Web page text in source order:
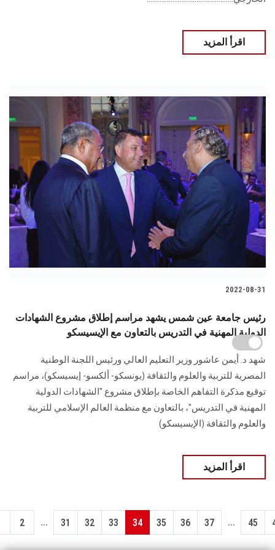
اقرأ المزيد
2022-08-31
رئيس جامعة عين شمس يشهد مراسم إطلاق مشروع الشهادات
الدولية المهنية في التدريس بالتعاون مع الإيسيسكو
شهد د. أيمن عاشور وزير التعليم العالي ورئيس اللجنة الوطنية
المصرية للتربية والعلوم والثقافة (يونسكو- ألكسو- إيسيسكو)، مراسم
توقيع مذكرة التفاهم الخاصة بإطلاق مشروع "الشهادات الدولية
المهنية في التدريس"، بالتعاون مع منظمة العالم الإسلامي للتربية
والعلوم والثقافة (الإيسيسكو)
اقرأ المزيد
2 ... 31 32 33 34 35 36 37 ... 45